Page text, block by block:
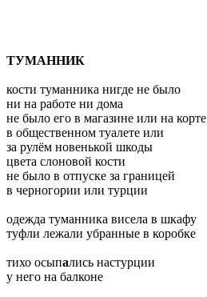
ТУМАННИК
кости туманника нигде не было
ни на работе ни дома
не было его в магазине или на корте
в общественном туалете или
за рулём новенькой шкоды
цвета слоновой кости
не было в отпуске за границей
в черногории или турции
одежда туманника висела в шкафу
туфли лежали убранные в коробке
тихо осыпались настурции
у него на балконе